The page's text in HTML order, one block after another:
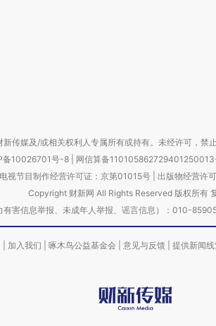
传媒及/或相关权利人专属所有或持有。未经许可，禁
备10026701号-8 网信算备110105862729401250013
视节目制作经营许可证：京第01015号| 出版物经营许
Copyright 财新网 All Rights Reserved 版权所有
有害信息举报、未成年人举报、谣言信息）：010-
加入我们 啄木鸟公益基金会 意见与反馈 提供新闻